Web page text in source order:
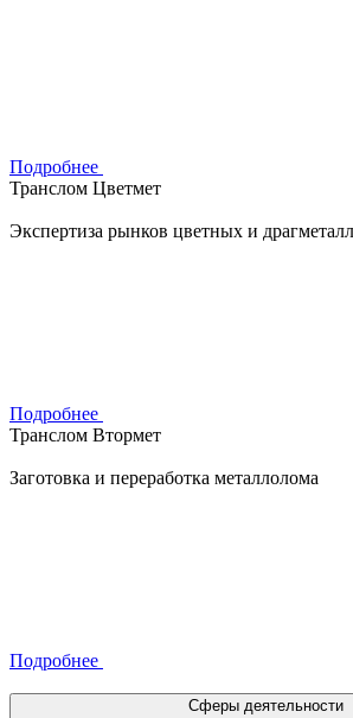
Подробнее
Транслом Цветмет
Экспертиза рынков цветных и
Подробнее
Транслом Втормет
Заготовка и переработка металлолома
Подробнее
Сферы деятельности